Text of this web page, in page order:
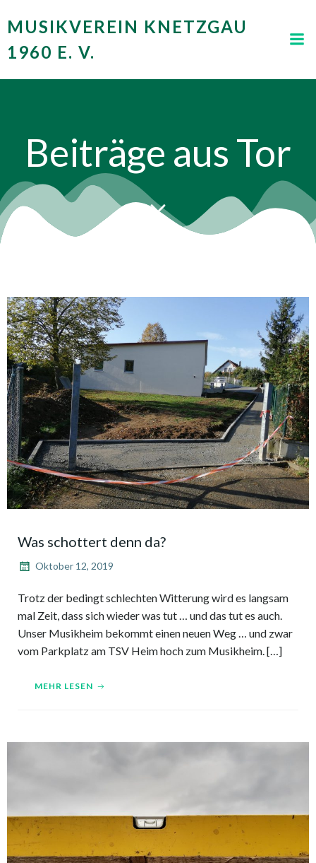
Inhalt
MUSIKVEREIN KNETZGAU
1960 E. V.
Beiträge aus Tor
Was schottert denn da?
Oktober 12, 2019
Trotz der bedingt schlechten Witterung wird es langsam
mal Zeit, dass sich wieder was tut … und das tut es auch.
Unser Musikheim bekommt einen neuen Weg … und zwar
vom Parkplatz am TSV Heim hoch zum Musikheim. […]
MEHR LESEN